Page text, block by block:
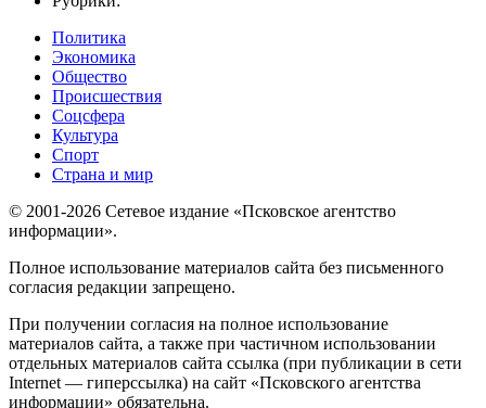
Политика
Экономика
Общество
Происшествия
Соцсфера
Культура
Спорт
Страна и мир
© 2001-2026 Сетевое издание «Псковское агентство
информации».
Полное использование материалов сайта без письменного
согласия редакции запрещено.
При получении согласия на полное использование
материалов сайта, а также при частичном использовании
отдельных материалов сайта ссылка (при публикации в сети
Internet — гиперссылка) на сайт «Псковского агентства
информации» обязательна.